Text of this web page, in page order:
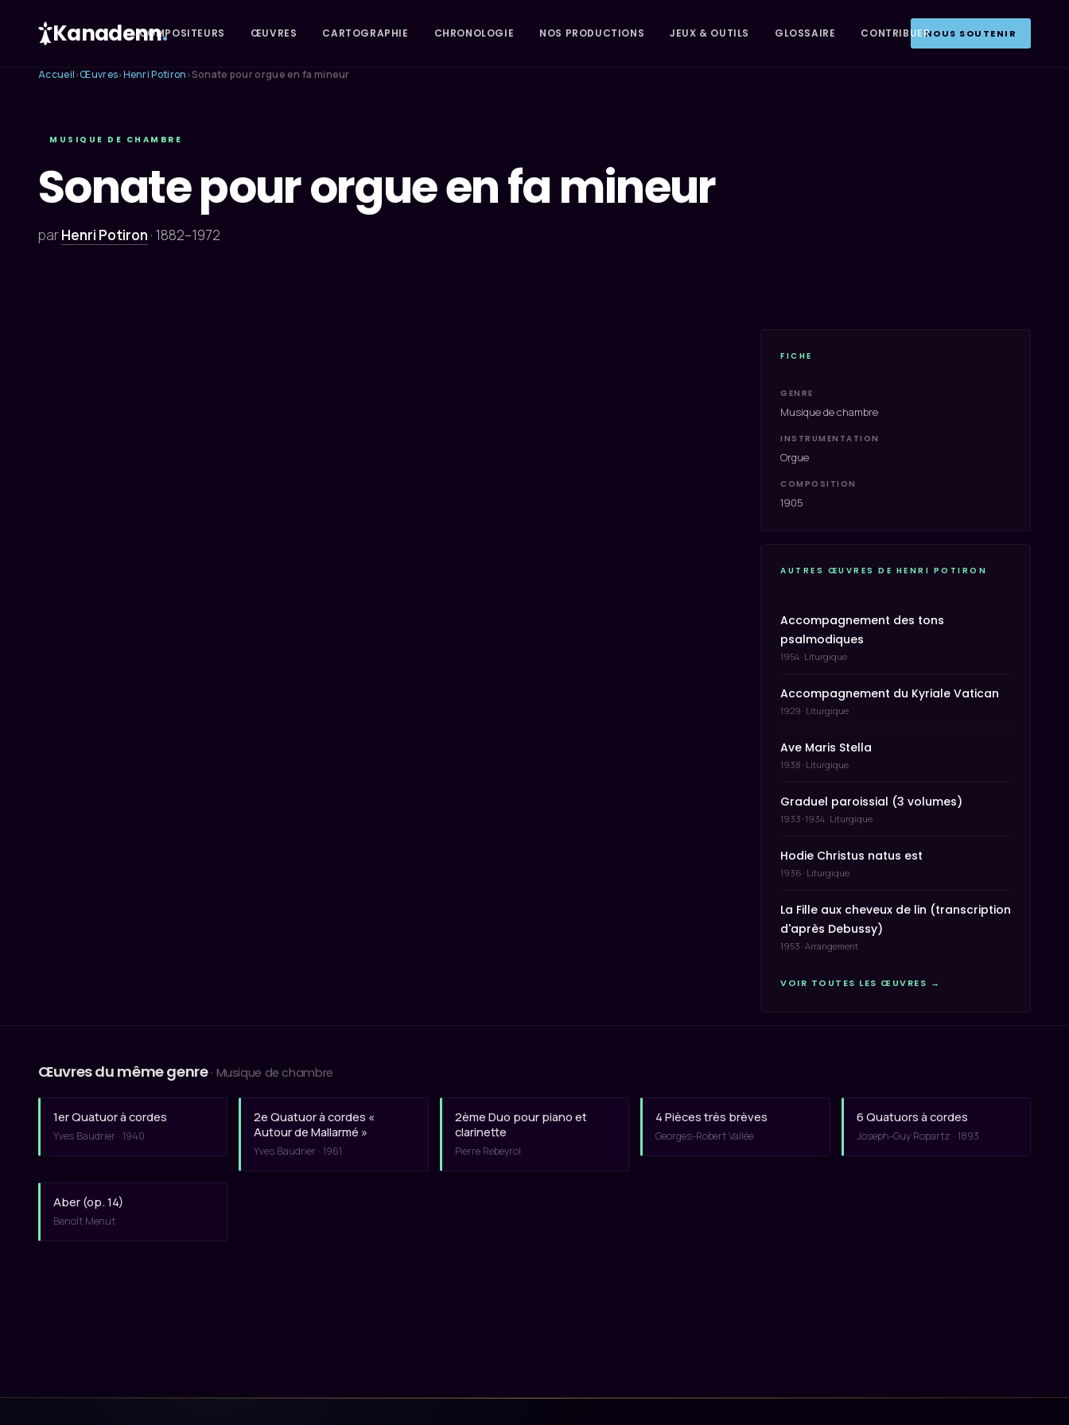
Kanadenn.
COMPOSITEURS ŒUVRES CARTOGRAPHIE CHRONOLOGIE NOS PRODUCTIONS JEUX & OUTILS GLOSSAIRE CONTRIBUERNOUS SOUTENIR
Accueil ›Œuvres›Henri Potiron ›Sonate pour orgue en fa mineur
MUSIQUE DE CHAMBRE
Sonate pour orgue en fa mineur
parHenri Potiron · 1882–1972
FICHE
GENRE
Musique de chambre
INSTRUMENTATION
Orgue
COMPOSITION
1905
AUTRES ŒUVRES DE HENRI POTIRON
Accompagnement des tons
psalmodiques
1954 · Liturgique
Accompagnement du Kyriale Vatican
1929 · Liturgique
Ave Maris Stella
1938 · Liturgique
Graduel paroissial (3 volumes)
1933-1934 · Liturgique
Hodie Christus natus est
1936 · Liturgique
La Fille aux cheveux de lin (transcription
d'après Debussy)
1953 · Arrangement
VOIR TOUTES LES ŒUVRES →
Œuvres du même genre · Musique de chambre
1er Quatuor à cordes
Yves Baudrier · 1940
2e Quatuor à cordes «
Autour de Mallarmé »
Yves Baudrier · 1961
2ème Duo pour piano et
clarinette
Pierre Rebeyrol
4 Pièces très brèves
Georges-Robert Vallée
6 Quatuors à cordes
Joseph-Guy Ropartz · 1893
Aber (op. 14)
Benoît Menut